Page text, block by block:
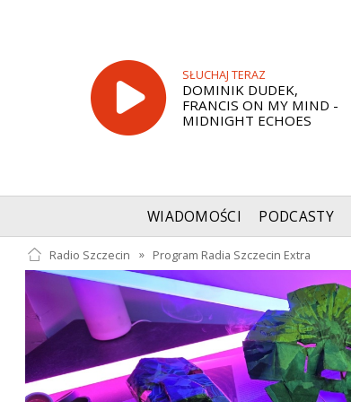
SŁUCHAJ TERAZ
DOMINIK DUDEK,
FRANCIS ON MY MIND -
MIDNIGHT ECHOES
WIADOMOŚCI PODCASTY
Radio Szczecin » Program Radia Szczecin Extra